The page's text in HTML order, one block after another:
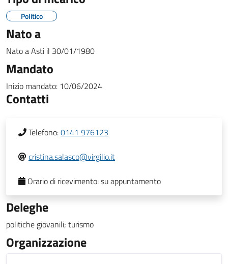
Politico
Nato a
Nato aAsti il 30/01/1980
Mandato
Inizio mandato: 10/06/2024
Contatti
Telefono:0141 976123
cristina.salasco@virgilio.it
Orario di ricevimento:su appuntamento
Deleghe
politiche giovanili; turismo
Organizzazione